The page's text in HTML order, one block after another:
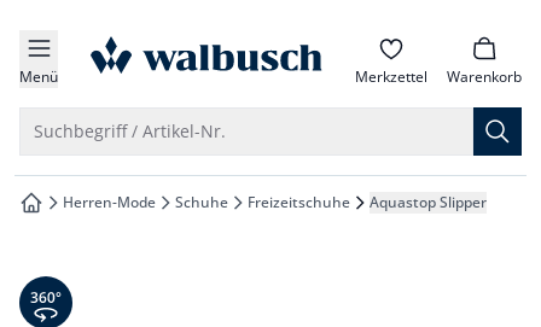
springen
springen
springen
springen
Menü zur Startseite Merkzettel Warenkorb
Suchbegriff / Artikel-Nr.
zur Startseite
Herren-Mode Schuhe Freizeitschuhe Aquastop Slipper
360° Ansicht